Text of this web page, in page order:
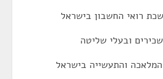
רואי החשבון בישראל
ובעלי שליטה
והתעשייה בישראל